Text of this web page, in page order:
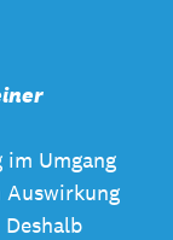
Umgang
Auswirkung